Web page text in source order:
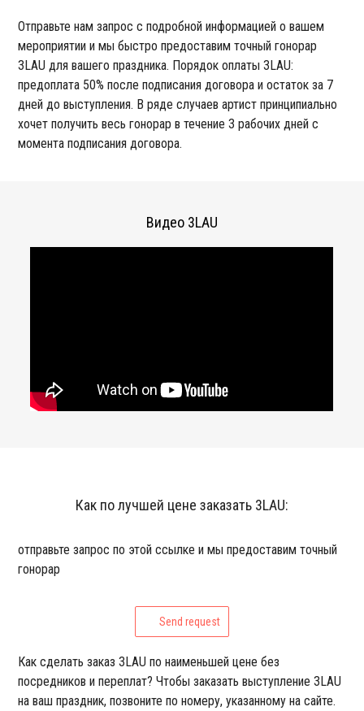
Отправьте нам запрос с подробной информацией о вашем
мероприятии и мы быстро предоставим точный гонорар
3LAU для вашего праздника. Порядок оплаты 3LAU:
предоплата 50% после подписания договора и остаток за 7
дней до выступления. В ряде случаев артист принципиально
хочет получить весь гонорар в течение 3 рабочих дней с
момента подписания договора.
Видео 3LAU
Как по лучшей цене заказать 3LAU:
отправьте запрос по этой ссылке и мы предоставим точный
гонорар
Send request
Как сделать заказ 3LAU по наименьшей цене без
посредников и переплат? Чтобы заказать выступление 3LAU
на ваш праздник, позвоните по номеру, указанному на сайте.